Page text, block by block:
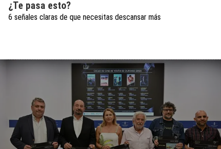
¿Te pasa esto?
6 señales claras de que necesitas descansar más